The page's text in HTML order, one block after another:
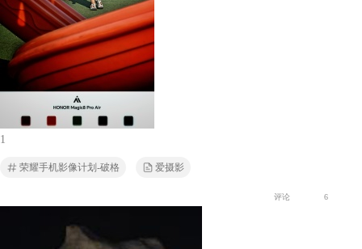
1
荣耀手机影像计划-破格 爱摄影
评论 6